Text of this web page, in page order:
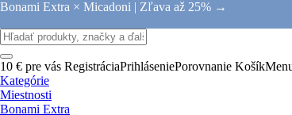
Bonami Extra × Micadoni | Zľava až 25% →
10 € pre vás RegistráciaPrihláseniePorovnanie Košík
Kategórie
Miestnosti
Bonami Extra